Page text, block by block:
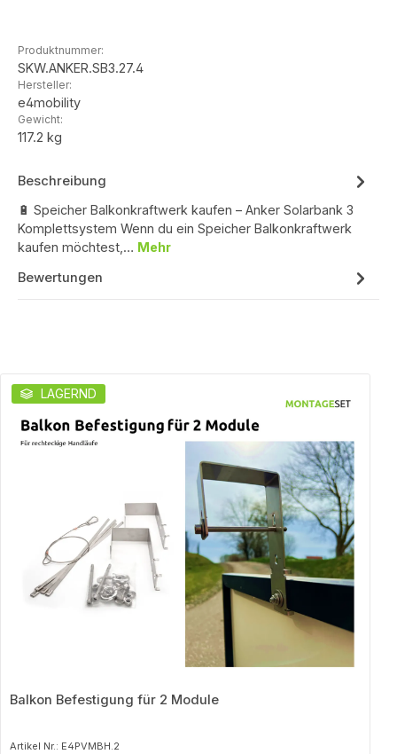
Produktnummer:
SKW.ANKER.SB3.27.4
Hersteller:
e4mobility
Gewicht:
117.2 kg
Beschreibung
🔋 Speicher Balkonkraftwerk kaufen – Anker Solarbank 3
Komplettsystem Wenn du ein Speicher Balkonkraftwerk
kaufen möchtest,… Mehr
Bewertungen
Produktgalerie überspringen
LAGERND
Balkon Befestigung für 2 Module
Artikel Nr.: E4PVMBH.2